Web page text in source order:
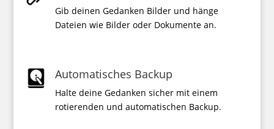
Gib deinen Gedanken Bilder und hänge
Dateien wie Bilder oder Dokumente an.
Automatisches Backup
Halte deine Gedanken sicher mit einem
rotierenden und automatischen Backup.